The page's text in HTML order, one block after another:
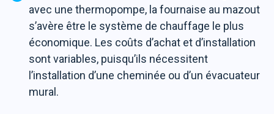
avec une thermopompe, la fournaise au mazout
s’avère être le système de chauffage le plus
économique. Les coûts d’achat et d’installation
sont variables, puisqu’ils nécessitent
l’installation d’une cheminée ou d’un évacuateur
mural.